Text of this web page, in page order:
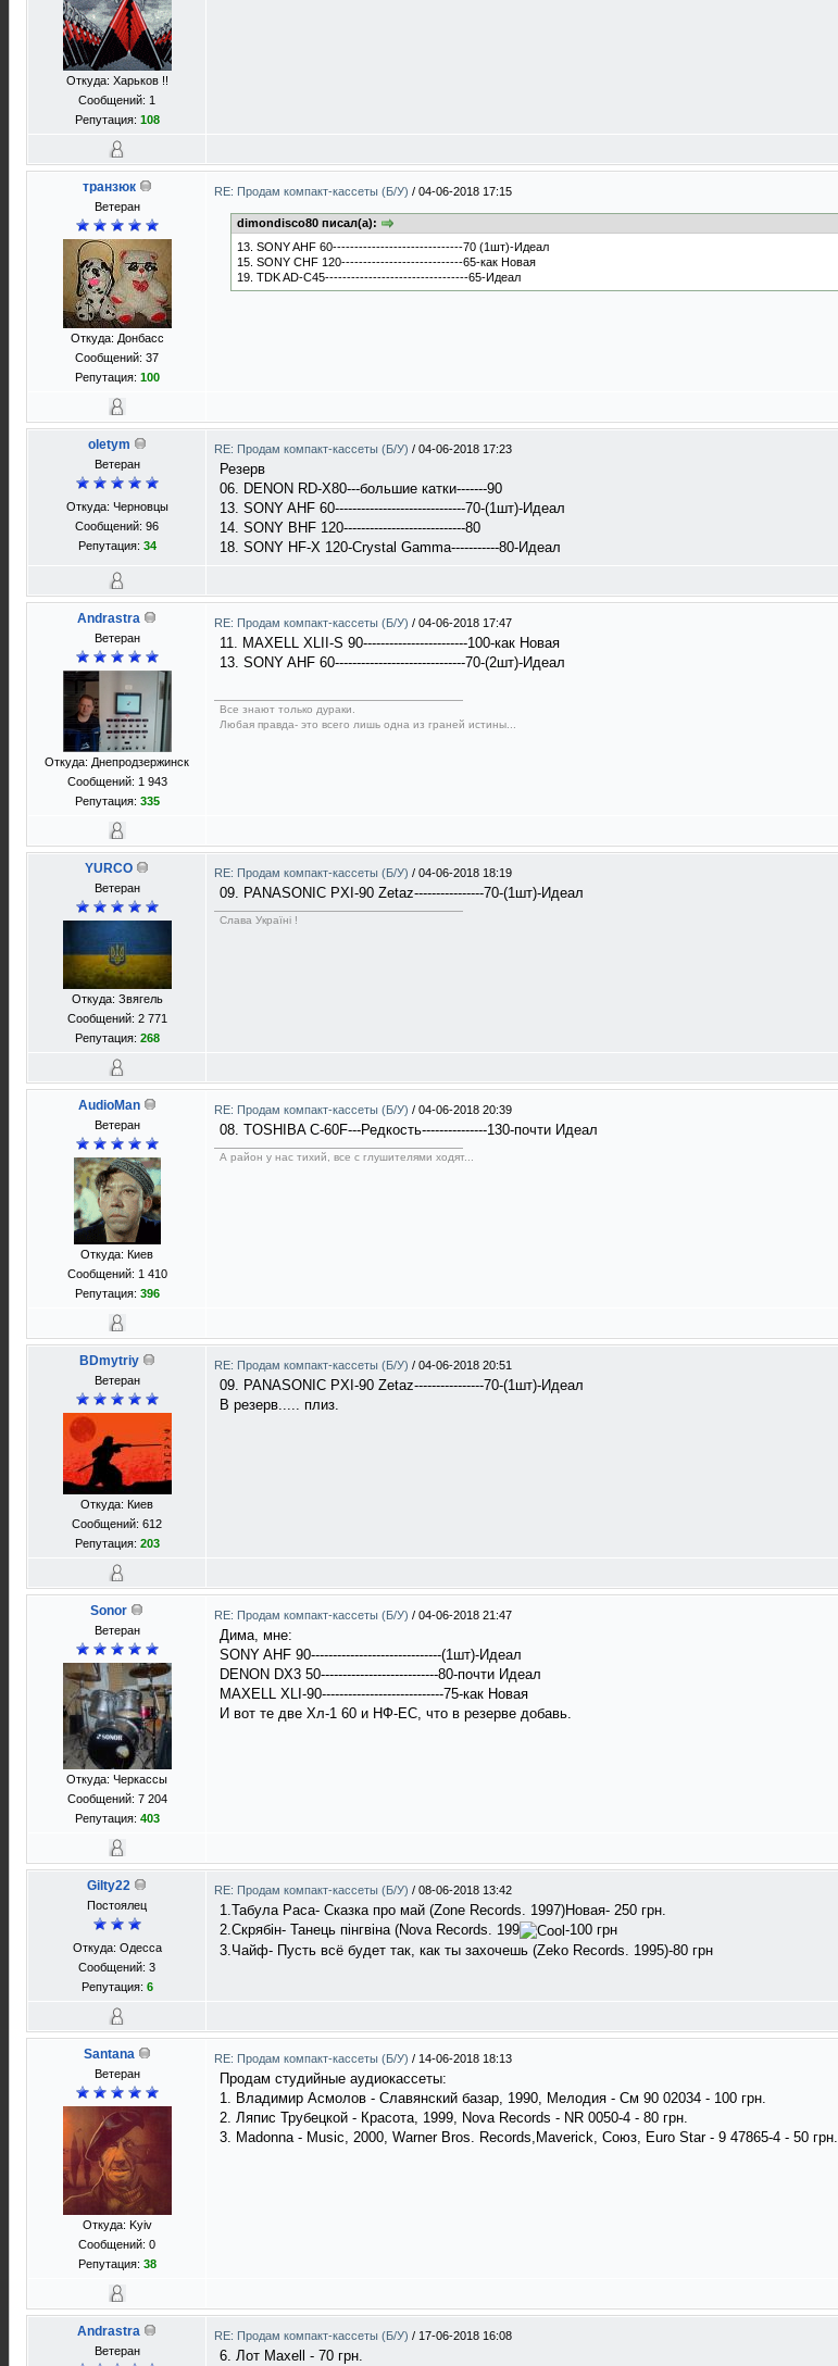
Откуда: Харьков !!
Сообщений: 1
Репутация: 108
транзюк
Ветеран
Откуда: Донбасс
Сообщений: 37
Репутация: 100
RE: Продам компакт-кассеты (Б/У) / 04-06-2018 17:15
dimondisco80 писал(а):
13. SONY AHF 60------------------------------70 (1шт)-Идеал
15. SONY CHF 120----------------------------65-как Новая
19. TDK AD-C45---------------------------------65-Идеал
oletym
Ветеран
Откуда: Черновцы
Сообщений: 96
Репутация: 34
RE: Продам компакт-кассеты (Б/У) / 04-06-2018 17:23
Резерв
06. DENON RD-X80---большие катки-------90
13. SONY AHF 60------------------------------70-(1шт)-Идеал
14. SONY BHF 120----------------------------80
18. SONY HF-X 120-Crystal Gamma-----------80-Идеал
Andrastra
Ветеран
Откуда: Днепродзержинск
Сообщений: 1 943
Репутация: 335
RE: Продам компакт-кассеты (Б/У) / 04-06-2018 17:47
11. MAXELL XLII-S 90------------------------100-как Новая
13. SONY AHF 60------------------------------70-(2шт)-Идеал
Все знают только дураки.
Любая правда- это всего лишь одна из граней истины...
YURCO
Ветеран
Откуда: Звягель
Сообщений: 2 771
Репутация: 268
RE: Продам компакт-кассеты (Б/У) / 04-06-2018 18:19
09. PANASONIC PXI-90 Zetaz----------------70-(1шт)-Идеал
Слава Україні !
AudioMan
Ветеран
Откуда: Киев
Сообщений: 1 410
Репутация: 396
RE: Продам компакт-кассеты (Б/У) / 04-06-2018 20:39
08. TOSHIBA C-60F---Редкость---------------130-почти Идеал
А район у нас тихий, все с глушителями ходят...
BDmytriy
Ветеран
Откуда: Киев
Сообщений: 612
Репутация: 203
RE: Продам компакт-кассеты (Б/У) / 04-06-2018 20:51
09. PANASONIC PXI-90 Zetaz----------------70-(1шт)-Идеал
В резерв..... плиз.
Sonor
Ветеран
Откуда: Черкассы
Сообщений: 7 204
Репутация: 403
RE: Продам компакт-кассеты (Б/У) / 04-06-2018 21:47
Дима, мне:
SONY AHF 90------------------------------(1шт)-Идеал
DENON DX3 50---------------------------80-почти Идеал
MAXELL XLI-90----------------------------75-как Новая
И вот те две Хл-1 60 и НФ-ЕС, что в резерве добавь.
Gilty22
Постоялец
Откуда: Одесса
Сообщений: 3
Репутация: 6
RE: Продам компакт-кассеты (Б/У) / 08-06-2018 13:42
1.Табула Раса- Сказка про май (Zone Records. 1997)Новая- 250 грн.
2.Скрябін- Танець пінгвіна (Nova Records. 199
-100 грн
3.Чайф- Пусть всё будет так, как ты захочешь (Zeko Records. 1995)-80 грн
Santana
Ветеран
Откуда: Kyiv
Сообщений: 0
Репутация: 38
RE: Продам компакт-кассеты (Б/У) / 14-06-2018 18:13
Продам студийные аудиокассеты:
1. Владимир Асмолов - Славянский базар, 1990, Мелодия - См 90 02034 - 100 грн.
2. Ляпис Трубецкой - Красота, 1999, Nova Records - NR 0050-4 - 80 грн.
3. Madonna - Music, 2000, Warner Bros. Records,Maverick, Союз, Euro Star - 9 47865-4 - 50 грн.
Andrastra
Ветеран
RE: Продам компакт-кассеты (Б/У) / 17-06-2018 16:08
6. Лот Maxell - 70 грн.